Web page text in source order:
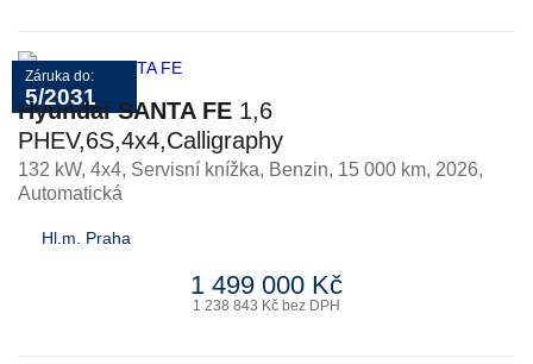
Záruka do:
5/2031
Hyundai SANTA FE 1,6
PHEV,6S,4x4,Calligraphy
132 kW, 4x4, Servisní knížka, Benzin, 15 000 km, 2026,
Automatická
Hl.m. Praha
1 499 000 Kč
1 238 843 Kč bez DPH